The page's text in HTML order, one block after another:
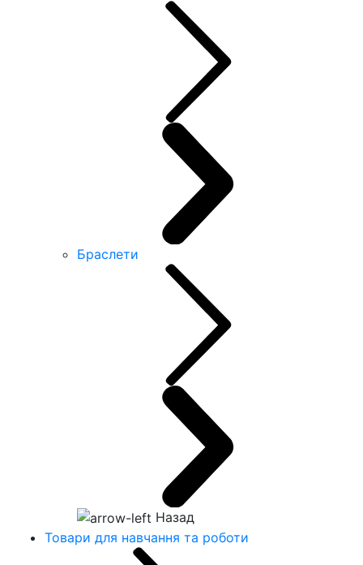
Браслети
Назад
Товари для навчання та роботи